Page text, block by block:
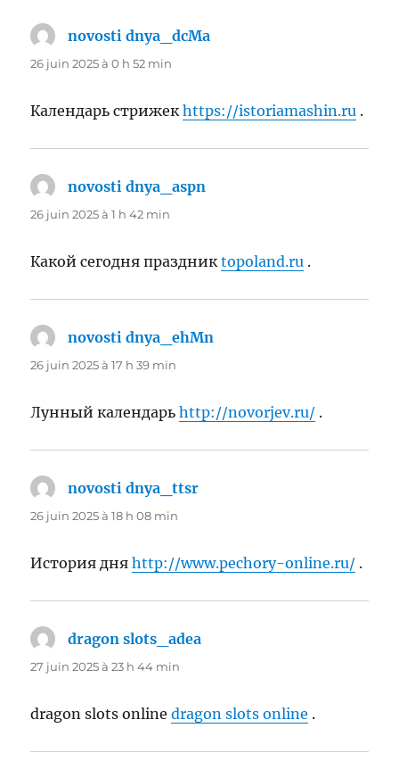
novosti dnya_dcMa
26 juin 2025 à 0 h 52 min
Календарь стрижекhttps://istoriamashin.ru .
novosti dnya_aspn
26 juin 2025 à 1 h 42 min
Какой сегодня праздникtopoland.ru .
novosti dnya_ehMn
26 juin 2025 à 17 h 39 min
Лунный календарьhttp://novorjev.ru/ .
novosti dnya_ttsr
26 juin 2025 à 18 h 08 min
История дняhttp://www.pechory-online.ru/ .
dragon slots_adea
27 juin 2025 à 23 h 44 min
dragon slots onlinedragon slots online .